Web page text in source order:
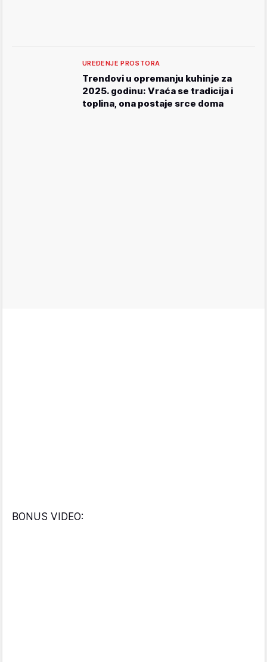
UREĐENJE PROSTORA
Trendovi u opremanju kuhinje za
2025. godinu: Vraća se tradicija i
toplina, ona postaje srce doma
BONUS VIDEO: